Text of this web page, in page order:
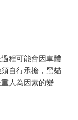
程可能會因車體
自行承擔，黑貓
人為因素的變